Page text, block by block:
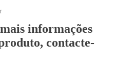
informações
contacte-